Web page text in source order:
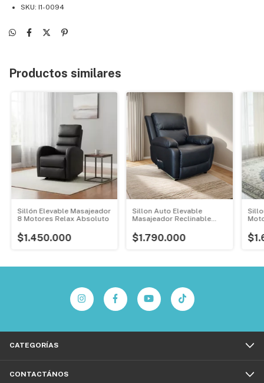
SKU: I1-0094
Productos similares
Sillón Elevable Masajeador
8 Motores Relax Absoluto
$1.450.000
Sillon Auto Elevable
Masajeador Reclinable
$1.790.000
CATEGORÍAS
CONTACTÁNOS